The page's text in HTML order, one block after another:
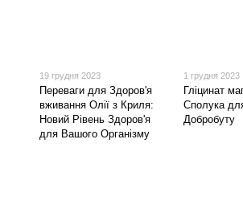
19 грудня 2023
Переваги для Здоров'я
вживання Олії з Криля:
Новий Рівень Здоров'я
для Вашого Організму
1 грудня 2023
Гліцинат
Сполука
Добробуту